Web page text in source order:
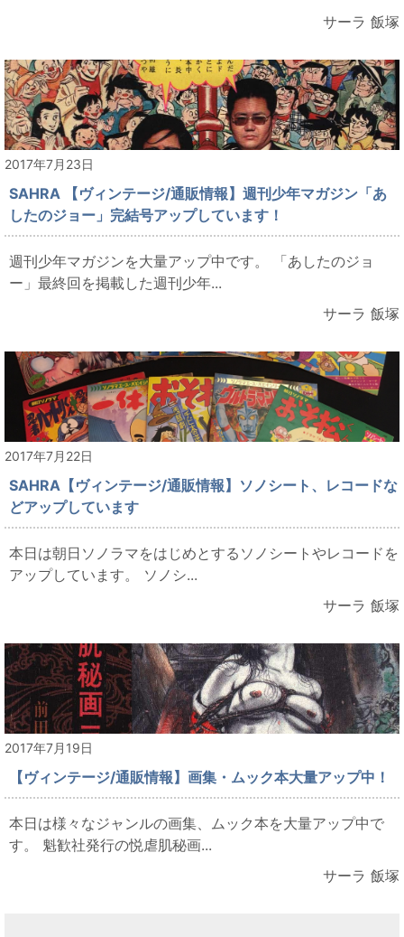
サーラ 飯塚
2017年7月23日
SAHRA 【ヴィンテージ/通販情報】週刊少年マガジン「あ
したのジョー」完結号アップしています！
週刊少年マガジンを大量アップ中です。 「あしたのジョ
ー」最終回を掲載した週刊少年...
サーラ 飯塚
2017年7月22日
SAHRA【ヴィンテージ/通販情報】ソノシート、レコードな
どアップしています
本日は朝日ソノラマをはじめとするソノシートやレコードを
アップしています。 ソノシ...
サーラ 飯塚
2017年7月19日
【ヴィンテージ/通販情報】画集・ムック本大量アップ中！
本日は様々なジャンルの画集、ムック本を大量アップ中で
す。 魁歓社発行の悦虐肌秘画...
サーラ 飯塚